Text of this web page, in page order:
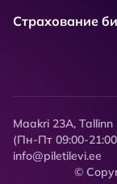
Страхование
Maakri 23A,
(Пн-Пт 09:00-
info@piletilevi.ee
©